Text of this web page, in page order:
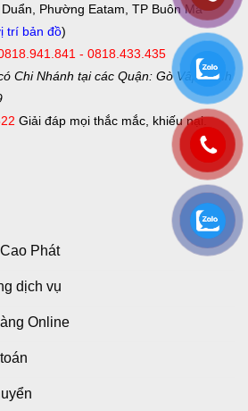
Phường Eatam, TP Buôn Ma
trí bản đồ)
- 0818.433.435
Chi Nhánh tại các Quận: Gò Vấp, Bình
Giải đáp mọi thắc mắc, khiếu nại.
Phát
dịch vụ
Online